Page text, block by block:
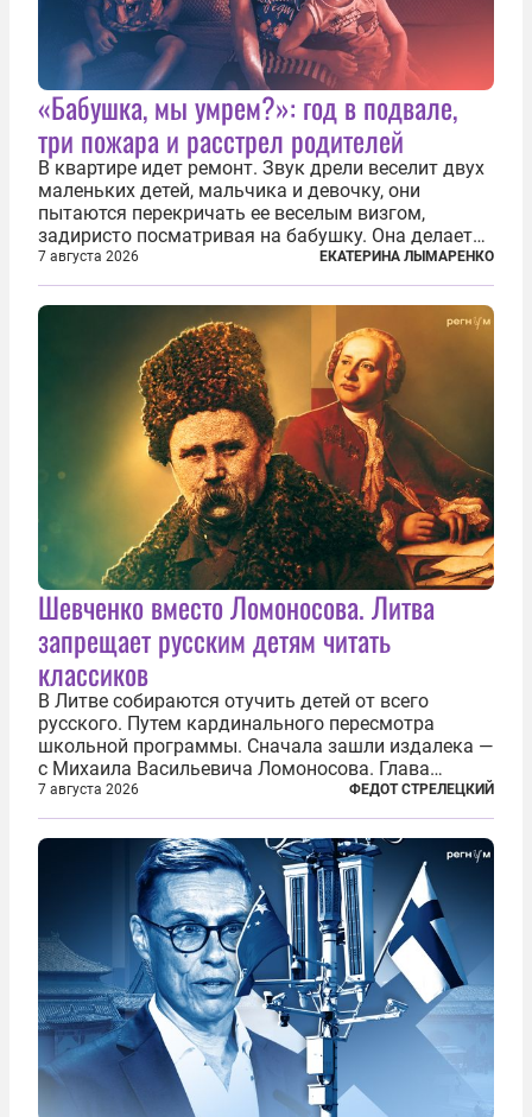
«Бабушка, мы умрем?»: год в подвале,
три пожара и расстрел родителей
В квартире идет ремонт. Звук дрели веселит двух
маленьких детей, мальчика и девочку, они
пытаются перекричать ее веселым визгом,
задиристо посматривая на бабушку. Она делает
им замечание, но внуки чувствуют, что она
сердится невсерьез. И это правда: дрель, конечно,
сверлит противно, но всё...
7 августа 2026 ЕКАТЕРИНА ЛЫМАРЕНКО
Шевченко вместо Ломоносова. Литва
запрещает русским детям читать
классиков
В Литве собираются отучить детей от всего
русского. Путем кардинального пересмотра
школьной программы. Сначала зашли издалека —
с Михаила Васильевича Ломоносова. Глава
правительства Литвы Миндаугас Синкявичюс
предложил исключить его тексты из программ
общего образования. Мотивировал он это тем,
7 августа 2026 ФЕДОТ СТРЕЛЕЦКИЙ